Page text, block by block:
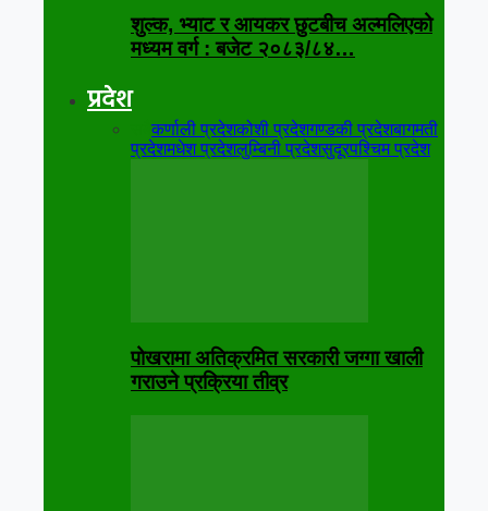
शुल्क, भ्याट र आयकर छुटबीच अल्मलिएको
मध्यम वर्ग : बजेट २०८३/८४…
प्रदेश
सबैकर्णाली प्रदेशकोशी प्रदेशगण्डकी प्रदेशबागमती
प्रदेशमधेश प्रदेशलुम्बिनी प्रदेशसुदूरपश्चिम प्रदेश
पोखरामा अतिक्रमित सरकारी जग्गा खाली
गराउने प्रक्रिया तीव्र